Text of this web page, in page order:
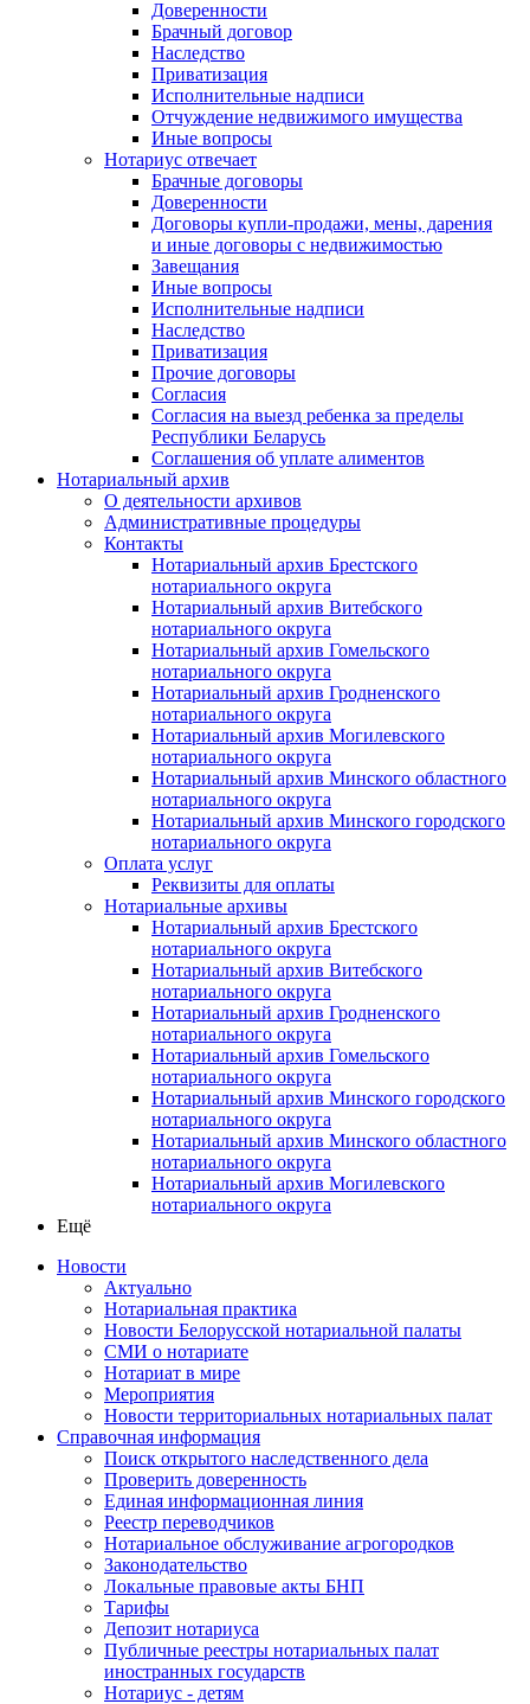
Доверенности
Брачный договор
Наследство
Приватизация
Исполнительные надписи
Отчуждение недвижимого имущества
Иные вопросы
Нотариус отвечает
Брачные договоры
Доверенности
Договоры купли-продажи, мены, дарения
и иные договоры с недвижимостью
Завещания
Иные вопросы
Исполнительные надписи
Наследство
Приватизация
Прочие договоры
Согласия
Согласия на выезд ребенка за пределы
Республики Беларусь
Соглашения об уплате алиментов
Нотариальный архив
О деятельности архивов
Административные процедуры
Контакты
Нотариальный архив Брестского
нотариального округа
Нотариальный архив Витебского
нотариального округа
Нотариальный архив Гомельского
нотариального округа
Нотариальный архив Гродненского
нотариального округа
Нотариальный архив Могилевского
нотариального округа
Нотариальный архив Минского областного
нотариального округа
Нотариальный архив Минского городского
нотариального округа
Оплата услуг
Реквизиты для оплаты
Нотариальные архивы
Нотариальный архив Брестского
нотариального округа
Нотариальный архив Витебского
нотариального округа
Нотариальный архив Гродненского
нотариального округа
Нотариальный архив Гомельского
нотариального округа
Нотариальный архив Минского городского
нотариального округа
Нотариальный архив Минского областного
нотариального округа
Нотариальный архив Могилевского
нотариального округа
Ещё
Новости
Актуально
Нотариальная практика
Новости Белорусской нотариальной палаты
СМИ о нотариате
Нотариат в мире
Мероприятия
Новости территориальных нотариальных палат
Справочная информация
Поиск открытого наследственного дела
Проверить доверенность
Единая информационная линия
Реестр переводчиков
Нотариальное обслуживание агрогородков
Законодательство
Локальные правовые акты БНП
Тарифы
Депозит нотариуса
Публичные реестры нотариальных палат
иностранных государств
Нотариус - детям